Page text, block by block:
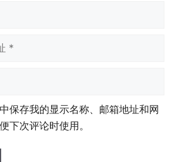
保存我的显示名称、邮箱地址和网
下次评论时使用。